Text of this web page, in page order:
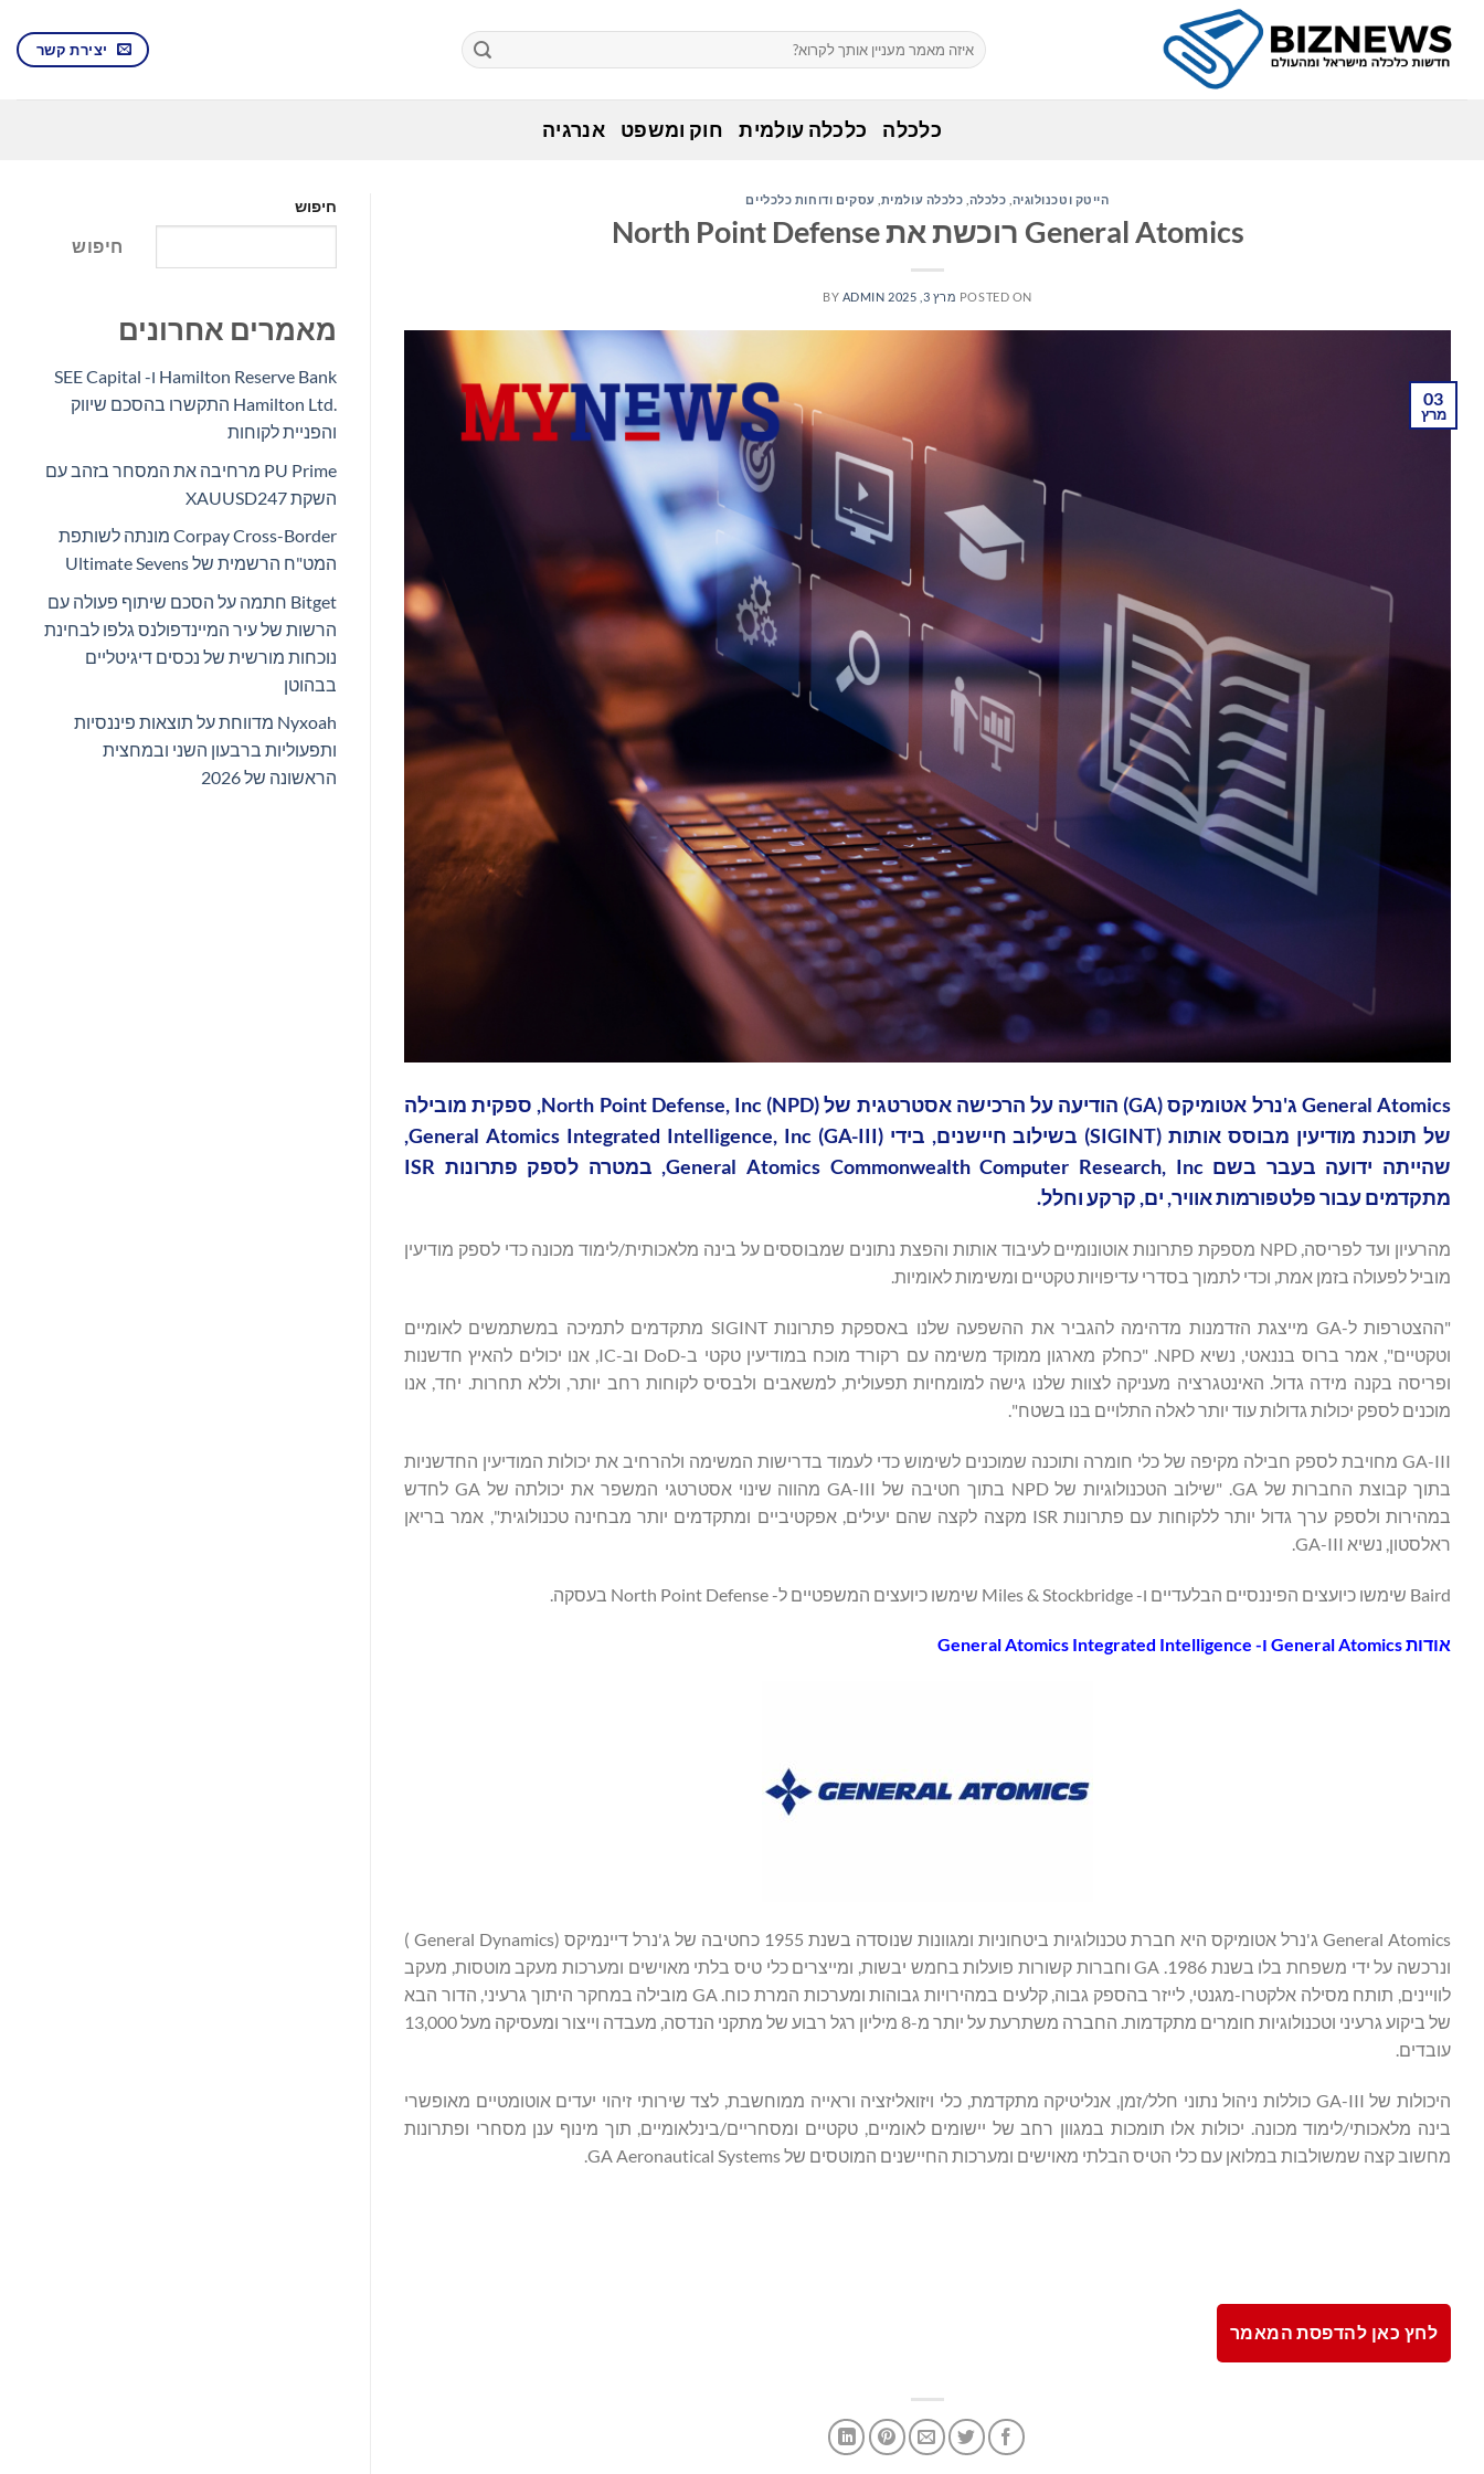
content
יצירת קשר
כלכלה כלכלה עולמית חוק ומשפט אנרגיה
הייטק וטכנולוגיה כלכלה כלכלה עולמית עסקים ודוחות כלכליים
General Atomics רוכשת את North Point Defense
POSTED ON מרץ 3, 2025 BY ADMIN
03
מרץ
General Atomics ג'נרל אטומיקס (GA) הודיעה על הרכישה אסטרטגית של North Point Defense, Inc (NPD), ספקית מובילה
של תוכנת מודיעין מבוסס אותות (SIGINT) בשילוב חיישנים, בידי General Atomics Integrated Intelligence, Inc (GA-III),
שהייתה ידועה בעבר בשם General Atomics Commonwealth Computer Research, Inc, במטרה לספק פתרונות ISR
מתקדמים עבור פלטפורמות אוויר, ים, קרקע וחלל.
מהרעיון ועד לפריסה, NPD מספקת פתרונות אוטונומיים לעיבוד אותות והפצת נתונים שמבוססים על בינה מלאכותית/לימוד מכונה כדי לספק מודיעין
מוביל לפעולה בזמן אמת, וכדי לתמוך בסדרי עדיפויות טקטיים ומשימות לאומיות.
"ההצטרפות ל-GA מייצגת הזדמנות מדהימה להגביר את ההשפעה שלנו באספקת פתרונות SIGINT מתקדמים לתמיכה במשתמשים לאומיים
וטקטיים", אמר ברוס בננאטי, נשיא NPD. "כחלק מארגון ממוקד משימה עם רקורד מוכח במודיעין טקטי ב-DoD וב-IC, אנו יכולים להאיץ חדשנות
ופריסה בקנה מידה גדול. האינטגרציה מעניקה לצוות שלנו גישה למומחיות תפעולית, למשאבים ולבסיס לקוחות רחב יותר, וללא תחרות. יחד, אנו
מוכנים לספק יכולות גדולות עוד יותר לאלה התלויים בנו בשטח".
GA-III מחויבת לספק חבילה מקיפה של כלי חומרה ותוכנה שמוכנים לשימוש כדי לעמוד בדרישות המשימה ולהרחיב את יכולות המודיעין החדשניות
בתוך קבוצת החברות של GA. "שילוב הטכנולוגיות של NPD בתוך חטיבה של GA-III מהווה שינוי אסטרטגי המשפר את יכולתה של GA לחדש
במהירות ולספק ערך גדול יותר ללקוחות עם פתרונות ISR מקצה לקצה שהם יעילים, אפקטיביים ומתקדמים יותר מבחינה טכנולוגית", אמר בריאן
ראלסטון, נשיא GA-III.
Baird שימשו כיועצים הפיננסיים הבלעדיים ו- Miles & Stockbridge שימשו כיועצים המשפטיים ל- North Point Defense בעסקה.
אודות General Atomics ו- General Atomics Integrated Intelligence
General Atomics ג'נרל אטומיקס היא חברת טכנולוגיות ביטחוניות ומגוונות שנוסדה בשנת 1955 כחטיבה של ג'נרל דיינמיקס (General Dynamics )
ונרכשה על ידי משפחת בלו בשנת 1986. GA וחברות קשורות פועלות בחמש יבשות, ומייצרים כלי טיס בלתי מאוישים ומערכות מעקב מוטסות, מעקב
לוויינים, תותח מסילה אלקטרו-מגנטי, לייזר בהספק גבוה, קלעים במהירויות גבוהות ומערכות המרת כוח. GA מובילה במחקר היתוך גרעיני, הדור הבא
של ביקוע גרעיני וטכנולוגיות חומרים מתקדמות. החברה משתרעת על יותר מ-8 מיליון רגל רבוע של מתקני הנדסה, מעבדה וייצור ומעסיקה מעל 13,000
עובדים.
היכולות של GA-III כוללות ניהול נתוני חלל/זמן, אנליטיקה מתקדמת, כלי ויזואליזציה וראייה ממוחשבת, לצד שירותי זיהוי יעדים אוטומטיים מאופשרי
בינה מלאכותי/לימוד מכונה. יכולות אלו תומכות במגוון רחב של יישומים לאומיים, טקטיים ומסחריים/בינלאומיים, תוך מינוף ענן מסחרי ופתרונות
מחשוב קצה שמשולבות במלואן עם כלי הטיס הבלתי מאוישים ומערכות החיישנים המוטסים של GA Aeronautical Systems.
לחץ כאן להדפסת המאמר
חיפוש
חיפוש
מאמרים אחרונים
Hamilton Reserve Bank ו- SEE Capital
Hamilton Ltd.‎ התקשרו בהסכם שיווק
והפניית לקוחות
PU Prime מרחיבה את המסחר בזהב עם
השקת XAUUSD247
Corpay Cross-Border מונתה לשותפת
המט"ח הרשמית של Ultimate Sevens
Bitget חתמה על הסכם שיתוף פעולה עם
הרשות של עיר המיינדפולנס גלפו לבחינת
נוכחות מורשית של נכסים דיגיטליים
בבהוטן
Nyxoah מדווחת על תוצאות פיננסיות
ותפעוליות ברבעון השני ובמחצית
הראשונה של 2026